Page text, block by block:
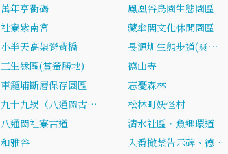
萬年亨衢碣
鳳凰谷鳥園生態園區
社寮紫南宮
藏傘閣文化休閒園區
小半天高架脊背橋
長源圳生態步道(爽…
三生緣區(賞螢勝地)
德山寺
車籠埔斷層保存園區
忘憂森林
九十九崁（八通關古…
松林町妖怪村
八通關社寮古道
清水社區．魚鄉環道
和雅谷
入番撤禁告示碑、德…